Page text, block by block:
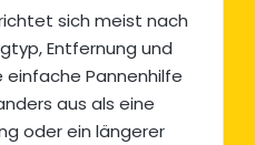
sich meist nach
Entfernung und
einfache Pannenhilfe
aus als eine
oder ein längerer